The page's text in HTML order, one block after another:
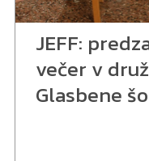
JEFF:
večer v
Glasbene